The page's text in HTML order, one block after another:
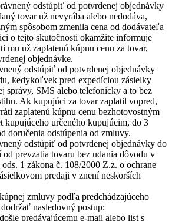
odstúpiť od potvrdenej objednávky
tovar už nevyrába alebo nedodáva,
spôsobom zmenila cena od dodávateľa
o tejto skutočnosti okamžite informuje
mu už zaplatenú kúpnu cenu za tovar,
objednávke.
odstúpiť od potvrdenej objednávky
kedykoľvek pred expedíciou zásielky
správy, SMS alebo telefonicky a to bez
Ak kupujúci za tovar zaplatil vopred,
zaplatenú kúpnu cenu bezhotovostným
kupujúceho určeného kupujúcim, do 3
doručenia odstúpenia od zmluvy.
odstúpiť od potvrdenej objednávky do
prevzatia tovaru bez udania dôvodu v
ods. 1 zákona č. 108/2000 Z.z. o ochrane
predaji v znení neskorších
zmluvy podľa predchádzajúceho
nasledovný postup:
predávajúcemu e-mail alebo list s